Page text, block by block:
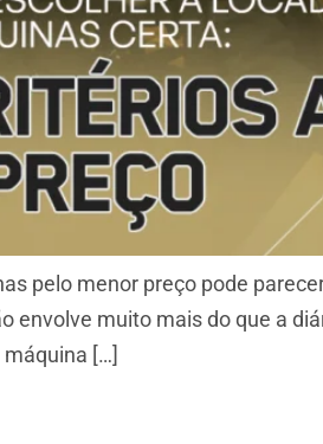
pelo menor preço pode
envolve muito mais do que a
[…]